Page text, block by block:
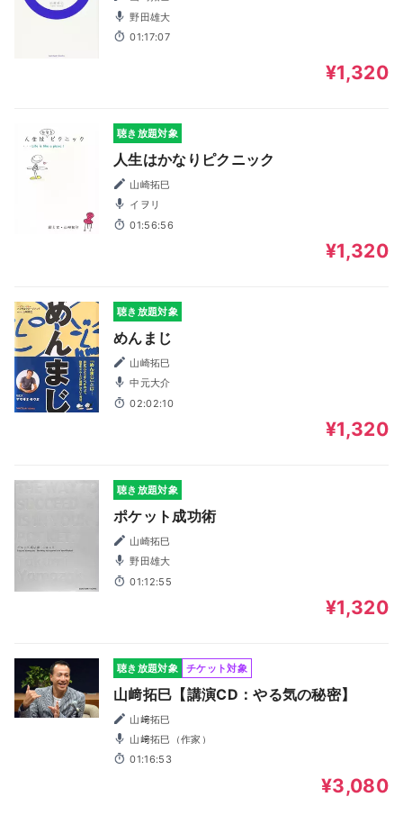
野田雄大
01:17:07
¥1,320
聴き放題対象
人生はかなりピクニック
山崎拓巳
イヲリ
01:56:56
¥1,320
聴き放題対象
めんまじ
山崎拓巳
中元大介
02:02:10
¥1,320
聴き放題対象
ポケット成功術
山崎拓巳
野田雄大
01:12:55
¥1,320
聴き放題対象 チケット対象
山﨑拓巳【講演CD：やる気の秘密】
山﨑拓巳
山﨑拓巳（作家）
01:16:53
¥3,080